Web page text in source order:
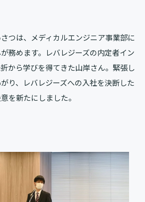
つは、メディカルエンジニア事業部に
務めます。レバレジーズの内定者イン
から学びを得てきた山岸さん。緊張し
り、レバレジーズへの入社を決断した
を新たにしました。